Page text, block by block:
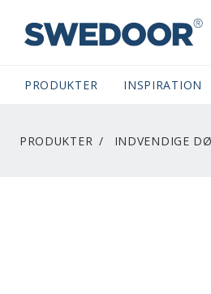
SWEDOOR
PRODUKTER INSPIRATION
PRODUKTER INDVENDIGE